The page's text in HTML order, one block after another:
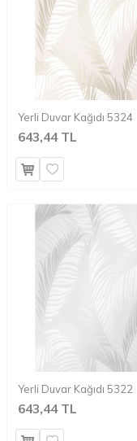
Yerli Duvar Kağıdı 5324
643,44 TL
Yerli Duvar Kağıdı 5322
643,44 TL